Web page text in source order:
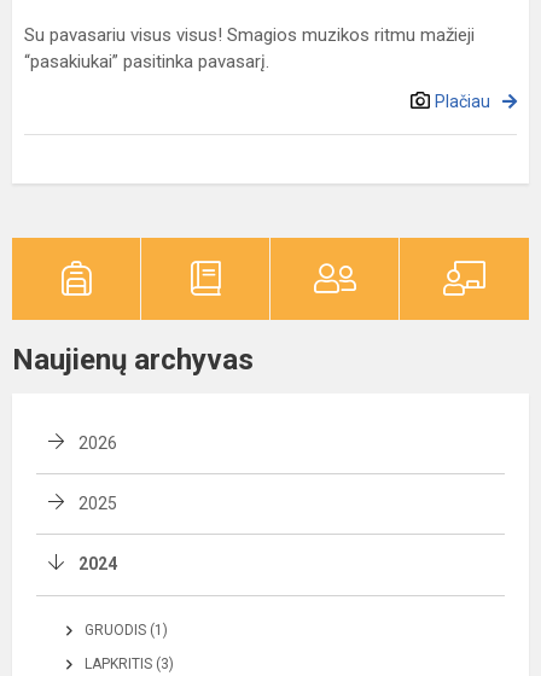
Su pavasariu visus visus! Smagios muzikos ritmu mažieji
“pasakiukai” pasitinka pavasarį.
Plačiau
Naujienų archyvas
2026
2025
2024
GRUODIS (1)
LAPKRITIS (3)